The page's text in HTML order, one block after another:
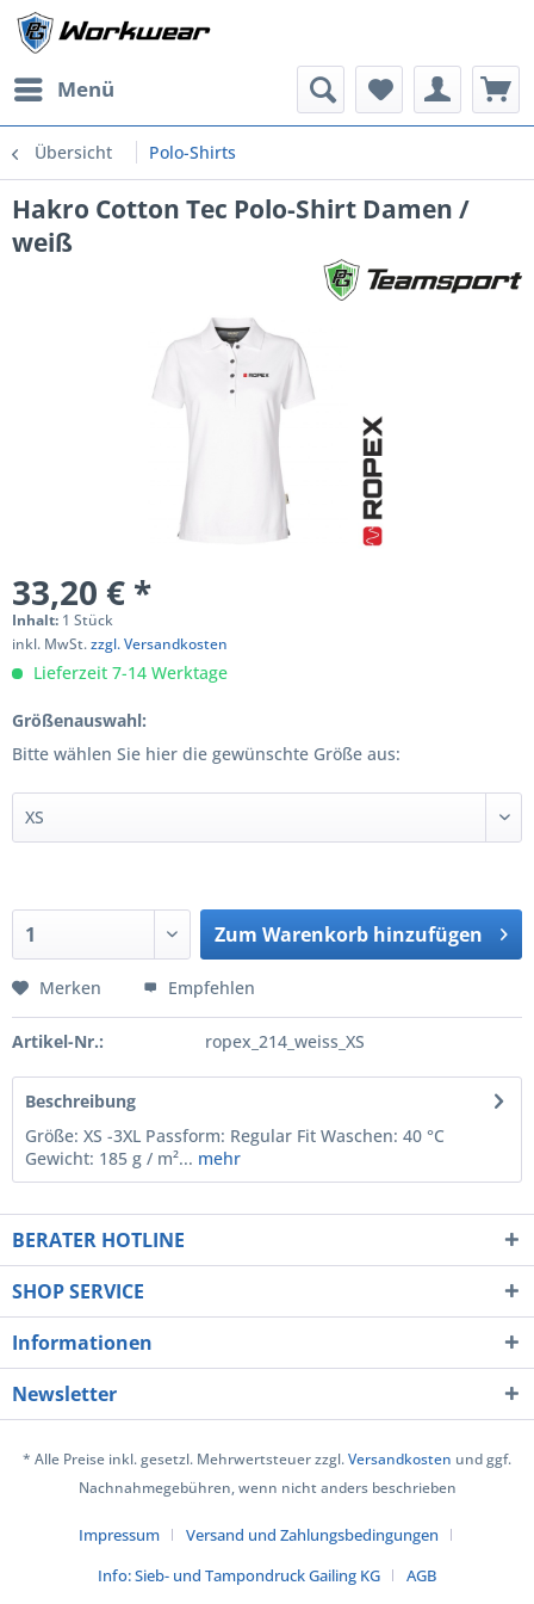
Menü
Übersicht Polo-Shirts
Hakro Cotton Tec Polo-Shirt Damen /
weiß
33,20 € *
Inhalt: 1 Stück
inkl. MwSt.zzgl. Versandkosten
Lieferzeit 7-14 Werktage
Größenauswahl:
Bitte wählen Sie hier die gewünschte Größe aus:
Zum Warenkorb hinzufügen
Merken Empfehlen
Artikel-Nr.: ropex_214_weiss_XS
Beschreibung
Größe: XS -3XL Passform: Regular Fit Waschen: 40 °C
Gewicht: 185 g / m²... mehr
BERATER HOTLINE
SHOP SERVICE
Informationen
Newsletter
* Alle Preise inkl. gesetzl. Mehrwertsteuer zzgl.Versandkosten und ggf.
Nachnahmegebühren, wenn nicht anders beschrieben
Impressum
Versand und Zahlungsbedingungen
Info: Sieb- und Tampondruck Gailing KG
AGB